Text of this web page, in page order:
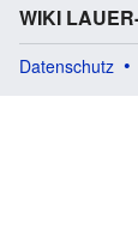
WIKI
Datenschutz